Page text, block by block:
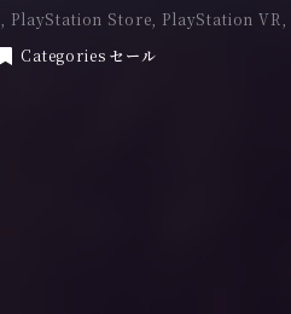
PlayStation Store PlayStation VR
Categoriesセール